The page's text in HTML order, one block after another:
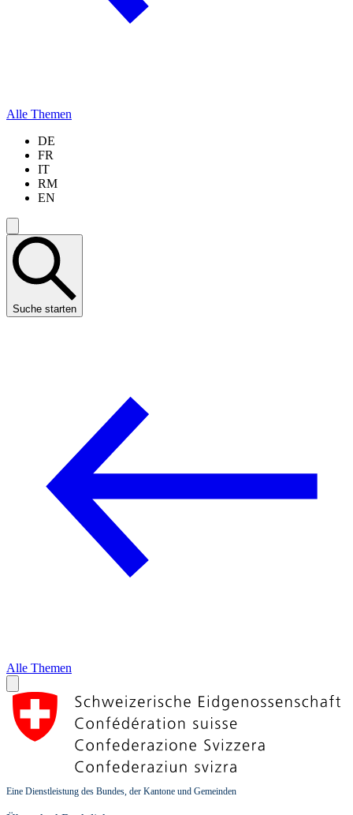
Alle Themen
DE
FR
IT
RM
EN
Suche starten
Alle Themen
Eine Dienstleistung des Bundes, der Kantone und Gemeinden